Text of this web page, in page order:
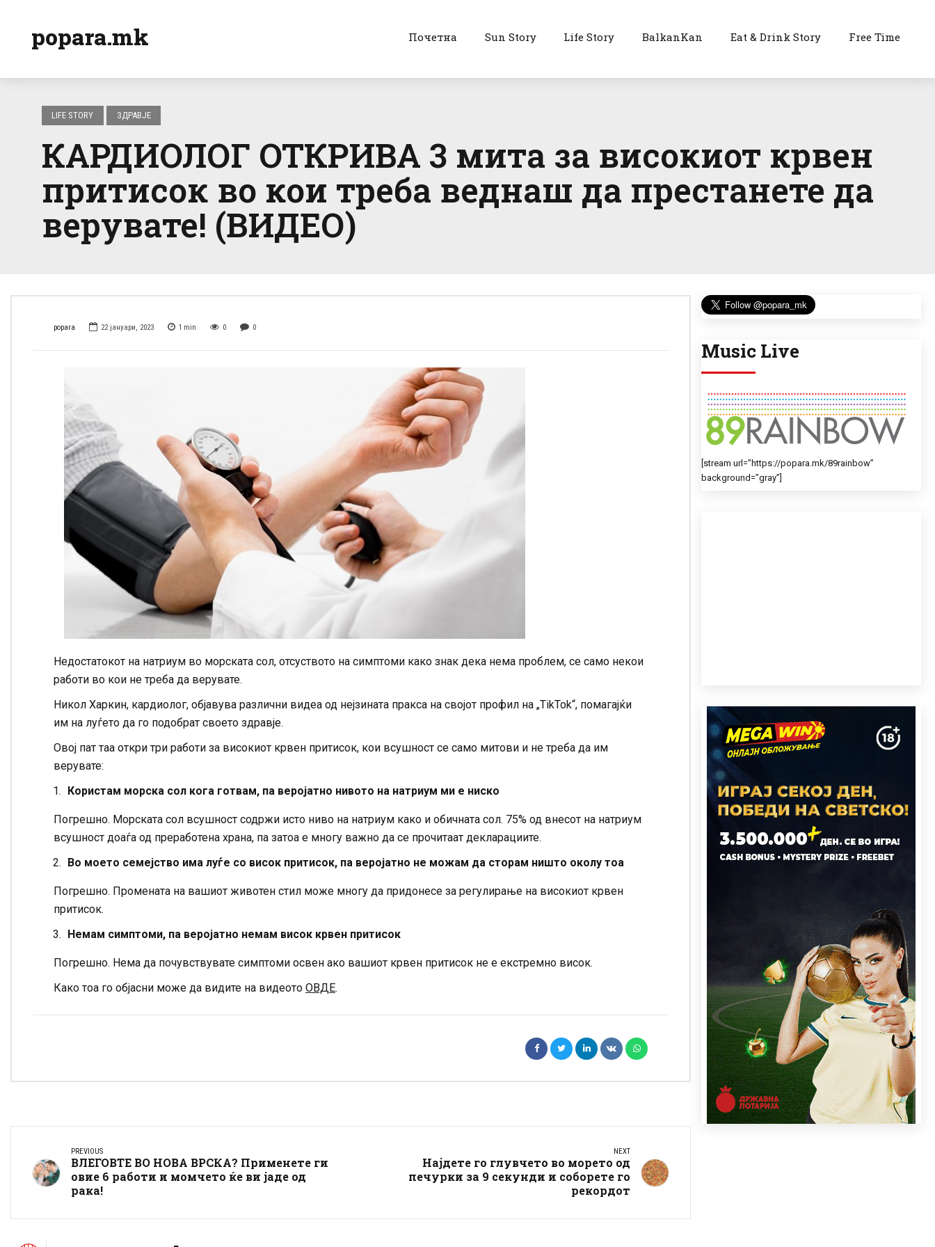
popara.mk Почетна Sun Story Life Story BalkanKan Eat & Drink Story Free Time
LIFE STORY ЗДРАВЈЕ
КАРДИОЛОГ ОТКРИВА 3 мита за високиот крвен
притисок во кои треба веднаш да престанете да
верувате! (ВИДЕО)
popara 22 јануари, 2023 1 min 0 0
Недостатокот на натриум во морската сол, отсуството на симптоми како знак дека нема проблем, се само некои
работи во кои не треба да верувате.
Никол Харкин, кардиолог, објавува различни видеа од нејзината пракса на својот профил на „TikTok“, помагајќи
им на луѓето да го подобрат своето здравје.
Овој пат таа откри три работи за високиот крвен притисок, кои всушност се само митови и не треба да им
верувате:
Користам морска сол кога готвам, па веројатно нивото на натриум ми е ниско
Погрешно. Морската сол всушност содржи исто ниво на натриум како и обичната сол. 75% од внесот на натриум
всушност доаѓа од преработена храна, па затоа е многу важно да се прочитаат декларациите.
Во моето семејство има луѓе со висок притисок, па веројатно не можам да сторам ништо околу тоа
Погрешно. Промената на вашиот животен стил може многу да придонесе за регулирање на високиот крвен
притисок.
Немам симптоми, па веројатно немам висок крвен притисок
Погрешно. Нема да почувствувате симптоми освен ако вашиот крвен притисок не е екстремно висок.
Како тоа го објасни може да видите на видеото ОВДЕ.
PREVIOUS
ВЛЕГОВТЕ ВО НОВА ВРСКА? Применете ги
овие 6 работи и момчето ќе ви јаде од
рака!
NEXT
Најдете го глувчето во морето од
печурки за 9 секунди и соборете го
рекордот
Music Live
[stream url=”https://popara.mk/89rainbow”
background=”gray”]